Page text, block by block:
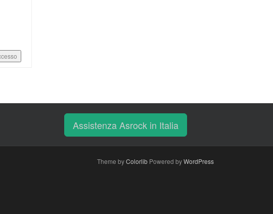
Assistenza Asrock in Italia
Theme byColorlib Powered byWordPress